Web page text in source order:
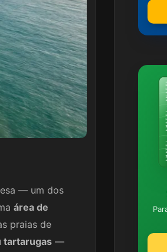
— um dos
área de
praias de
tartarugas —
ANATEL ·